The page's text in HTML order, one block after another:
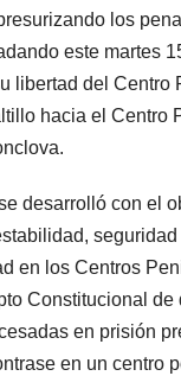
los
este martes
libertad del Centro
hacia el Centro
desarrolló con el
seguridad
en los Centros
Constitucional de
en prisión
en un centro